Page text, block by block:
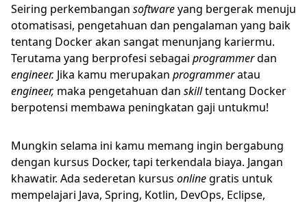
Seiring perkembangan softwareyang bergerak menuju
otomatisasi, pengetahuan dan pengalaman yang baik
tentang Docker akan sangat menunjang kariermu.
Terutama yang berprofesi sebagai programmerdan
engineer. Jika kamu merupakan programmeratau
engineer, maka pengetahuan dan skilltentang Docker
berpotensi membawa peningkatan gaji untukmu!
Mungkin selama ini kamu memang ingin bergabung
dengan kursus Docker, tapi terkendala biaya. Jangan
khawatir. Ada sederetan kursus onlinegratis untuk
mempelajari Java, Spring, Kotlin, DevOps, Eclipse,